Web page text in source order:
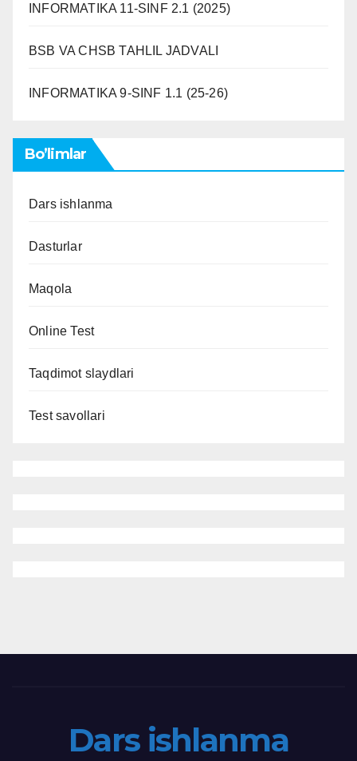
INFORMATIKA 11-SINF 2.1 (2025)
BSB VA CHSB TAHLIL JADVALI
INFORMATIKA 9-SINF 1.1 (25-26)
Bo’limlar
Dars ishlanma
Dasturlar
Maqola
Online Test
Taqdimot slaydlari
Test savollari
Dars ishlanma